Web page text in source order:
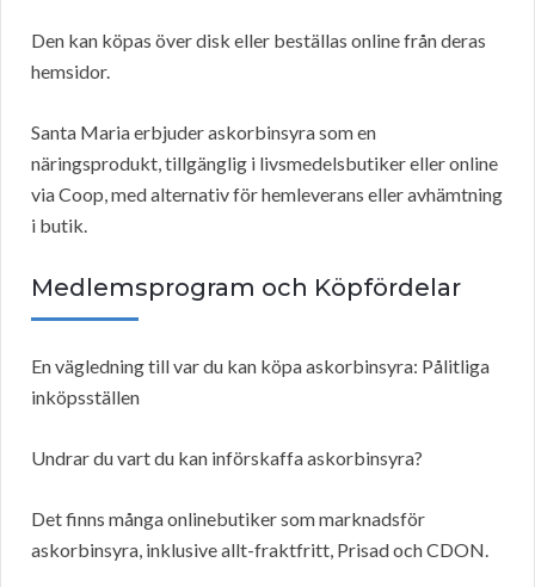
Den kan köpas över disk eller beställas online från deras
hemsidor.
Santa Maria erbjuder askorbinsyra som en
näringsprodukt, tillgänglig i livsmedelsbutiker eller online
via Coop, med alternativ för hemleverans eller avhämtning
i butik.
Medlemsprogram och Köpfördelar
En vägledning till var du kan köpa askorbinsyra: Pålitliga
inköpsställen
Undrar du vart du kan införskaffa askorbinsyra?
Det finns många onlinebutiker som marknadsför
askorbinsyra, inklusive allt-fraktfritt, Prisad och CDON.